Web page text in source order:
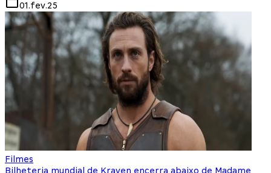
01.fev.25
Filmes
Bilheteria mundial de Kraven encerra abaixo de Madame